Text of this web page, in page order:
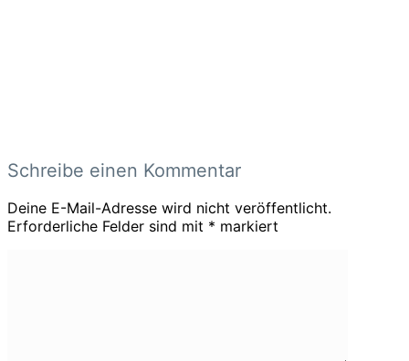
Schreibe einen Kommentar
Deine E-Mail-Adresse wird nicht veröffentlicht.
Erforderliche Felder sind mit * markiert